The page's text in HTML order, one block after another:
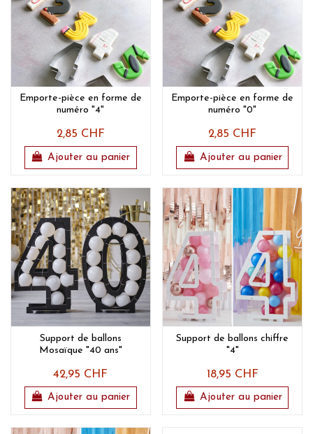
Emporte-pièce en forme de
numéro "4"
2,85 CHF
Ajouter au panier
Emporte-pièce en forme de
numéro "0"
2,85 CHF
Ajouter au panier
Support de ballons
Mosaïque "40 ans"
42,95 CHF
Ajouter au panier
Support de ballons chiffre
"4"
18,95 CHF
Ajouter au panier